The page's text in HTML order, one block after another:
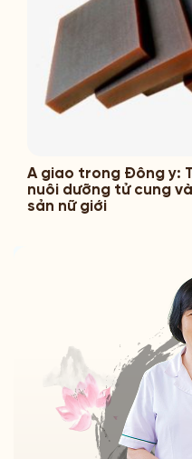
A giao trong Đông y:
nuôi dưỡng tử cung
sản nữ giới